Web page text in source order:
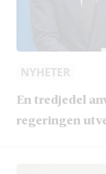
NYHETER
En tredjedel
regeringen